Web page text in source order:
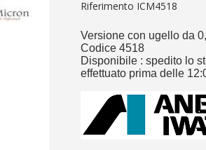
Iscriviti alla
Riferimento ICM4518
Versione con ugello da
Codice 4518
Disponibile : spedito lo
effettuato prima delle